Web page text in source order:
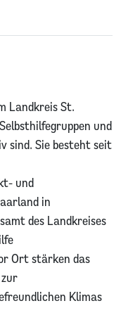
Landkreis St.
und
sind. Sie besteht seit
und
in
des Landkreises
Ort stärken das
Klimas